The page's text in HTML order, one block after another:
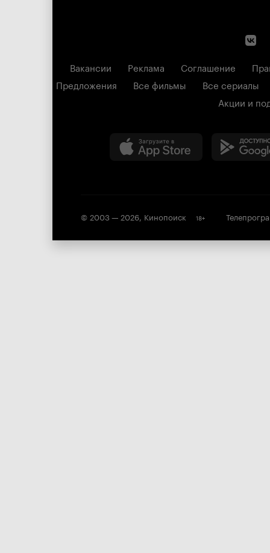
Вакансии Реклама Соглашение
Предложения
Все фильмы
Все сериалы
Акции и
© 2003 — 2026, Кинопоиск 18+